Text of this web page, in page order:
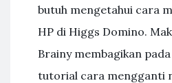
butuh mengetahui cara
HP di Higgs Domino.
Brainy membagikan
tutorial cara mengganti